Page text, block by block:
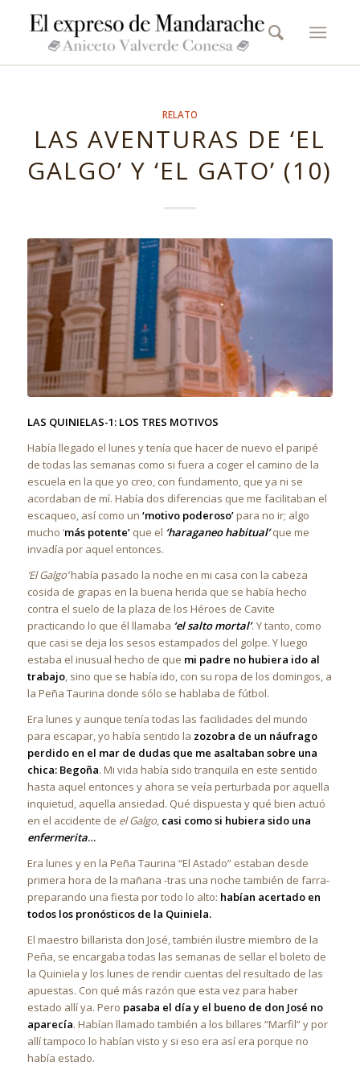
RELATO
LAS AVENTURAS DE ‘EL
GALGO’ Y ‘EL GATO’ (10)
LAS QUINIELAS-1: LOS TRES MOTIVOS
Había llegado el lunes y tenía que hacer de nuevo el paripé
de todas las semanas como si fuera a coger el camino de la
escuela en la que yo creo, con fundamento, que ya ni se
acordaban de mí. Había dos diferencias que me facilitaban el
escaqueo, así como un ‘motivo poderoso’para no ir; algo
mucho ‘más potente’que el ‘haraganeo habitual’que me
invadía por aquel entonces.
‘El Galgo’había pasado la noche en mi casa con la cabeza
cosida de grapas en la buena herida que se había hecho
contra el suelo de la plaza de los Héroes de Cavite
practicando lo que él llamaba ‘el salto mortal’. Y tanto, como
que casi se deja los sesos estampados del golpe. Y luego
estaba el inusual hecho de que mi padre no hubiera ido al
trabajo, sino que se había ido, con su ropa de los domingos, a
la Peña Taurina donde sólo se hablaba de fútbol.
Era lunes y aunque tenía todas las facilidades del mundo
para escapar, yo había sentido la zozobra de un náufrago
perdido en el mar de dudas que me asaltaban sobre una
chica: Begoña. Mi vida había sido tranquila en este sentido
hasta aquel entonces y ahora se veía perturbada por aquella
inquietud, aquella ansiedad. Qué dispuesta y qué bien actuó
en el accidente de el Galgo, casi como si hubiera sido una
enfermerita…
Era lunes y en la Peña Taurina “El Astado” estaban desde
primera hora de la mañana -tras una noche también de farra-
preparando una fiesta por todo lo alto: habían acertado en
todos los pronósticos de la Quiniela.
El maestro billarista don José, también ilustre miembro de la
Peña, se encargaba todas las semanas de sellar el boleto de
la Quiniela y los lunes de rendir cuentas del resultado de las
apuestas. Con qué más razón que esta vez para haber
estado allí ya. Pero pasaba el día y el bueno de don José no
aparecía. Habían llamado también a los billares “Marfil” y por
allí tampoco lo habían visto y si eso era así era porque no
había estado.